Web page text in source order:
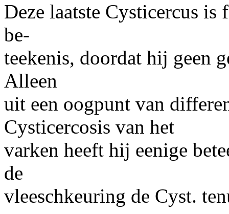
Deze laatste Cysticercus
be-
teekenis, doordat hij geen
Alleen
uit een oogpunt van
Cysticercosis van het
varken heeft hij eenige
de
vleeschkeuring de Cyst.